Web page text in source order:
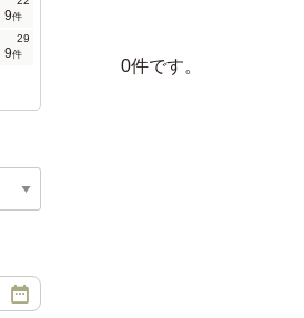
9件
29
9件
0件です。